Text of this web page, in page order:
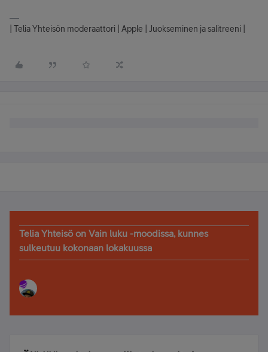
| Telia Yhteisön moderaattori | Apple | Juokseminen ja salitreeni |
Telia Yhteisö on Vain luku -moodissa, kunnes
sulkeutuu kokonaan lokakuussa